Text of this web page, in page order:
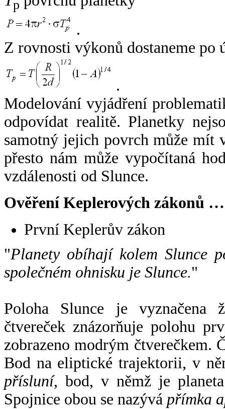
p
.
Z rovnosti výkonů dostaneme po
.
Modelování vyjádření
odpovídat realitě. Planetky
samotný jejich povrch může mít
přesto nám může vypočítaná
vzdálenosti od Slunce.
Ověření Keplerových zákonů …
První Keplerův zákon
"Planety obíhají kolem Slunce
společném ohnisku je Slunce."
Poloha Slunce je vyznačena
čtvereček znázorňuje polohu
zobrazeno modrým čtverečkem.
Bod na eliptické trajektorii, v
přísluní, bod, v němž je
Spojnice obou se nazývá přímka